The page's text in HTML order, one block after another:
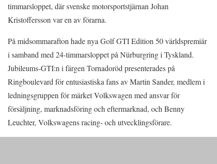
timmarsloppet, där svenske motorsportstjärnan Johan
Kristoffersson var en av förarna.
På midsommarafton hade nya Golf GTI Edition 50 världspremiär
i samband med 24-timmarsloppet på Nürburgring i Tyskland.
Jubileums-GTI:n i färgen Tornadoröd presenterades på
Ringboulevard för entusiastiska fans av Martin Sander, medlem i
ledningsgruppen för märket Volkswagen med ansvar för
försäljning, marknadsföring och eftermarknad, och Benny
Leuchter, Volkswagens racing- och utvecklingsförare.